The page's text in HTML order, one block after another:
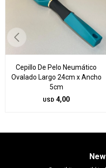
Cepillo De Pelo Neumático
Ovalado Largo 24cm x Ancho
5cm
USD 4,00